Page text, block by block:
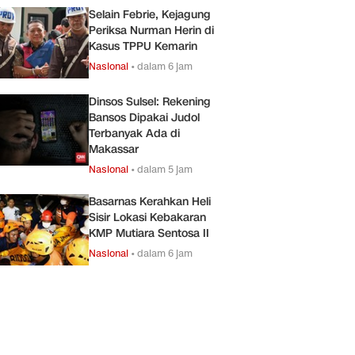
Selain Febrie, Kejagung
Periksa Nurman Herin di
Kasus TPPU Kemarin
Nasional •dalam 6 jam
Dinsos Sulsel: Rekening
Bansos Dipakai Judol
Terbanyak Ada di
Makassar
Nasional •dalam 5 jam
Basarnas Kerahkan Heli
Sisir Lokasi Kebakaran
KMP Mutiara Sentosa II
Nasional •dalam 6 jam